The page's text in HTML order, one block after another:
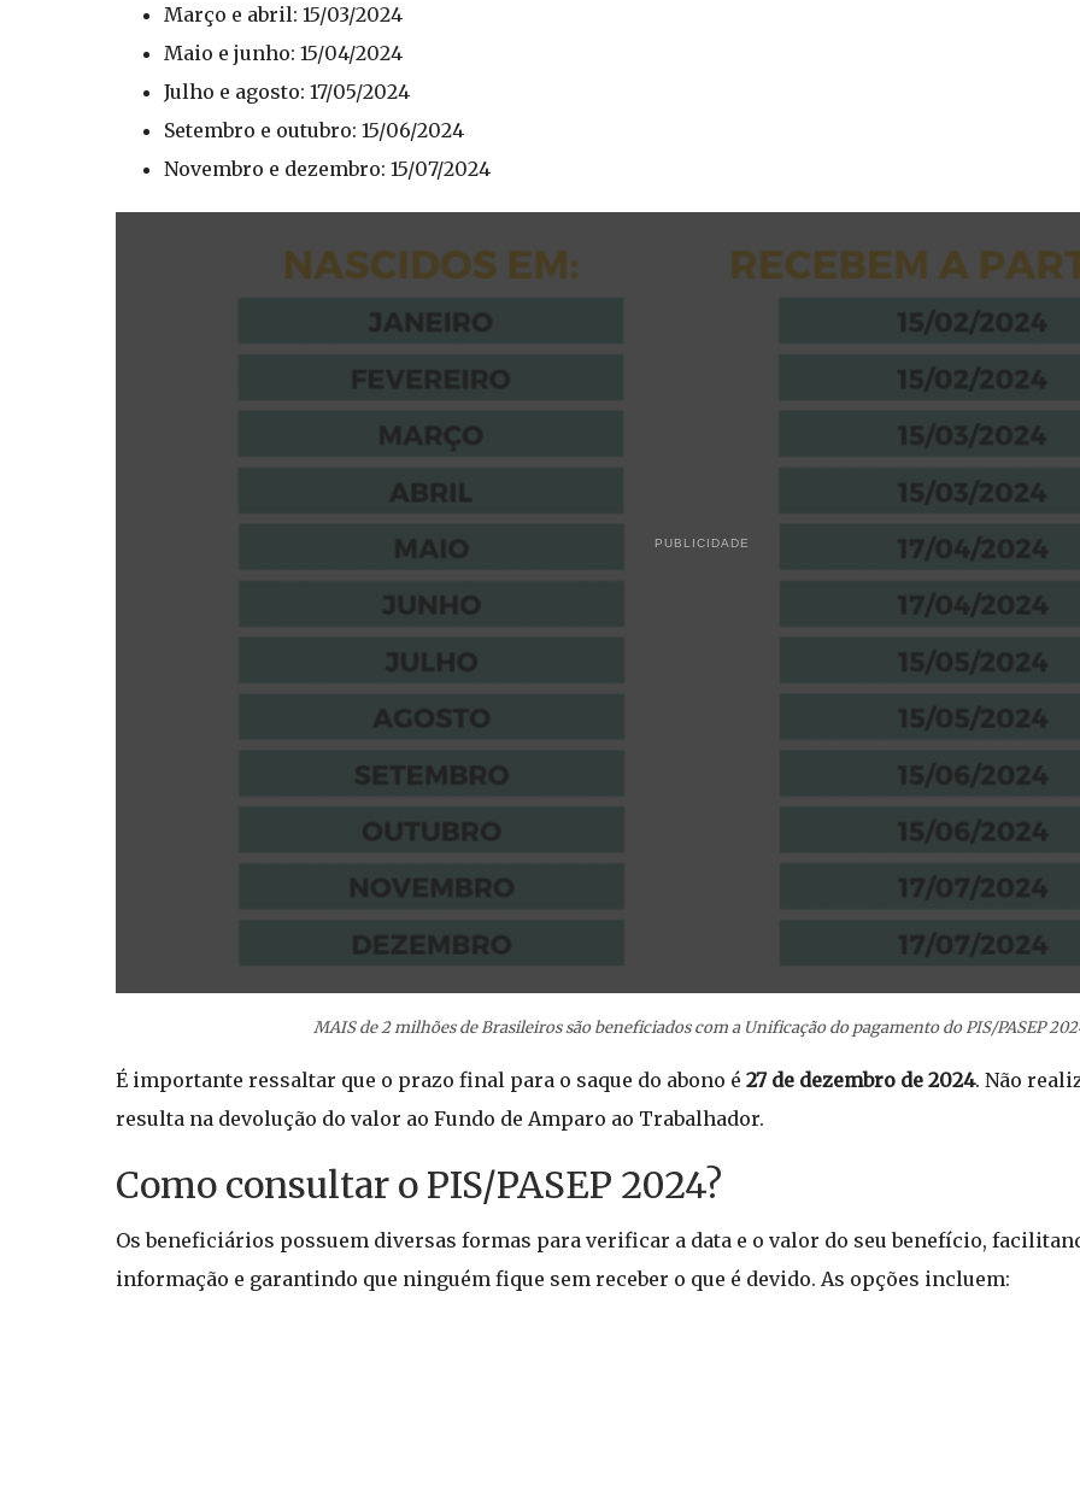
Março e abril: 15/03/2024
Maio e junho: 15/04/2024
Julho e agosto: 17/05/2024
Setembro e outubro: 15/06/2024
Novembro e dezembro: 15/07/2024
PUBLICIDADE
MAIS de 2 milhões de Brasileiros são beneficiados com a Unificação do pagamento do PIS/PASEP
É importante ressaltar que o prazo final para o saque do abono é 27 de dezembro de 2024. Não
resulta na devolução do valor ao Fundo de Amparo ao Trabalhador.
Como consultar o PIS/PASEP 2024?
Os beneficiários possuem diversas formas para verificar a data e o valor do seu benefício,
informação e garantindo que ninguém fique sem receber o que é devido. As opções incluem: